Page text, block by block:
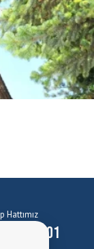
Hattımız
372 10 01